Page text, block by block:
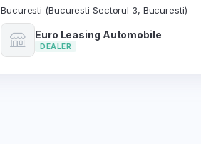
Bucuresti (Bucuresti Sectorul 3, Bucuresti)
Euro Leasing Automobile
DEALER